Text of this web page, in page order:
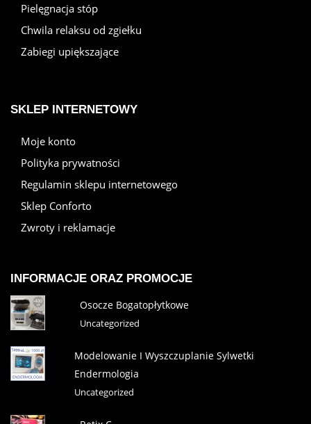
Pielęgnacja stóp
Chwila relaksu od zgiełku
Zabiegi upiększające
SKLEP INTERNETOWY
Moje konto
Polityka prywatności
Regulamin sklepu internetowego
Sklep Conforto
Zwroty i reklamacje
INFORMACJE ORAZ PROMOCJE
Osocze Bogatopłytkowe
Uncategorized
Modelowanie I Wyszczuplanie Sylwetki
Endermologia
Uncategorized